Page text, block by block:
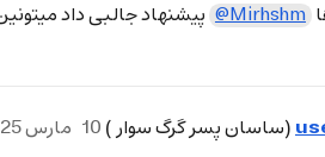
@Mirhshm پیشنهاد جالبی داد
(ساسان پسر گرگ سوار ) مارس 25، 2026، 6:33ب.ظ 10